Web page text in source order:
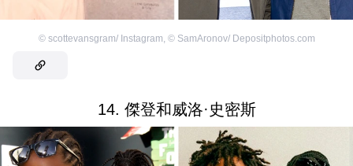
© scottevansgram/ Instagram, © SamAronov/ Depositphotos.com
14. 傑登和威洛·史密斯